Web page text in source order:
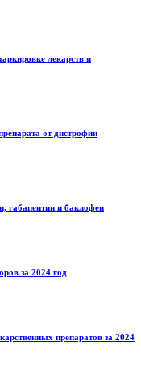
лекарств и
от дистрофии
габапентин и баклофен
за 2024 год
препаратов за 2024